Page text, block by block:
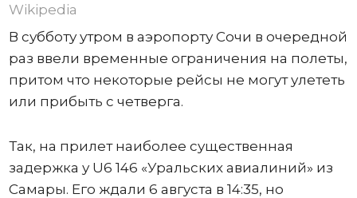
Wikipedia
В субботу утром в аэропорту Сочи в очередной
раз ввели временные ограничения на полеты,
притом что некоторые рейсы не могут улететь
или прибыть с четверга.
Так, на прилет наиболее существенная
задержка у U6 146 «Уральских авиалиний» из
Самары. Его ждали 6 августа в 14:35, но